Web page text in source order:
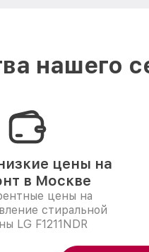
нашего
цены на
в Москве
цены на
стиральной
LG F1211NDR